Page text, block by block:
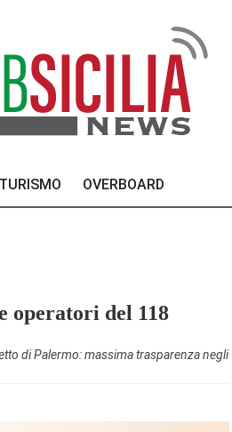
TURISMO OVERBOARD
operatori del 118
di Palermo: massima trasparenza negli